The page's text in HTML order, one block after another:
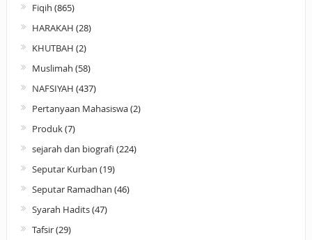
Fiqih (865)
HARAKAH (28)
KHUTBAH (2)
Muslimah (58)
NAFSIYAH (437)
Pertanyaan Mahasiswa(2)
Produk (7)
sejarah dan biografi (224)
Seputar Kurban (19)
Seputar Ramadhan (46)
Syarah Hadits(47)
Tafsir(29)